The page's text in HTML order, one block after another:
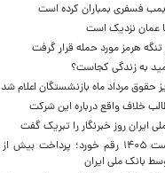
بمب فسفری بمباران کرده است
عمان نزدیک است
هرمز مورد حمله قرار گرفت
به زندگی کجاست؟
حقوق مرداد ماه بازنشستگان اعلام شد
خلاف واقع درباره این شرکت
ایران روز خبرنگار را تبریک گفت
بانک ملی ایران